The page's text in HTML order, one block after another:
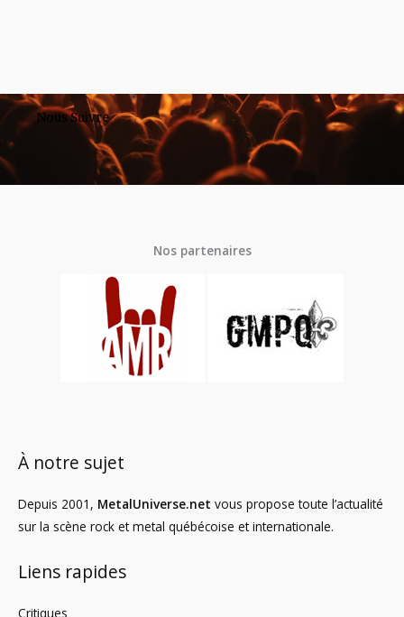
Nous Suivre
Nos partenaires
À notre sujet
Depuis 2001, MetalUniverse.net vous propose toute l’actualité
sur la scène rock et metal québécoise et internationale.
Liens rapides
Critiques